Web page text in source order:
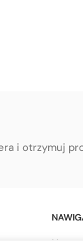
i otrzymuj
Home